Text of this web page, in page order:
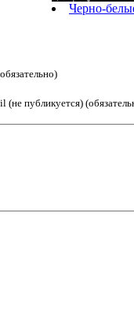
Черно-
(не публикуется)